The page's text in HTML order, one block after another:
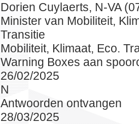
Dorien Cuylaerts, N-VA
Minister van Mobiliteit,
Transitie
Mobiliteit, Klimaat, Eco.
Warning Boxes aan
26/02/2025
N
Antwoorden ontvangen
28/03/2025